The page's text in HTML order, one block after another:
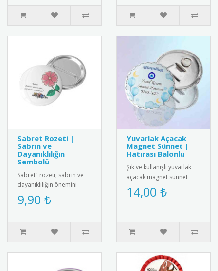
kısmında yer alan ..
Sabret Rozeti |
Sabrın ve
Dayanıklılığın
Sembolü
Sabret" rozeti, sabrın ve
dayanıklılığın önemini
vurgulayan şık bir tasarım.
Hem kendiniz hem de sev..
9,90 ₺
Yuvarlak Açacak
Magnet Sünnet |
Hatırası Balonlu
Şık ve kullanışlı yuvarlak
açacak magnet sünnet
hediyesi. Yüksek kaliteli
mıknatıs ve paslanmaz
14,00 ₺